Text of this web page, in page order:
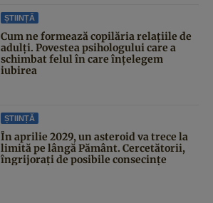
ȘTIINȚĂ
Cum ne formează copilăria relațiile de
adulți. Povestea psihologului care a
schimbat felul în care înțelegem
iubirea
ȘTIINȚĂ
În aprilie 2029, un asteroid va trece la
limită pe lângă Pământ. Cercetătorii,
îngrijorați de posibile consecințe